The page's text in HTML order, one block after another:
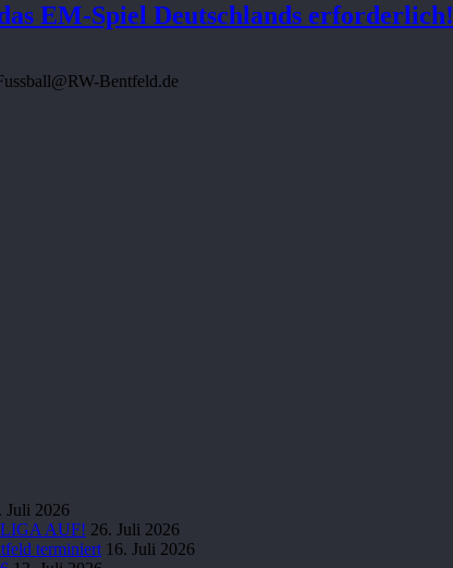
EM-Spiel Deutschlands erforderlich!
Bentfeld.de
Juli 2026
AUF! 26. Juli 2026
terminiert 16. Juli 2026